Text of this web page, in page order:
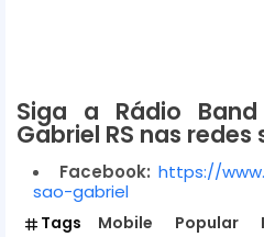
Siga a Rádio
Gabriel RS nas redes
Facebook: https://
sao-gabriel
Tags Mobile Popular